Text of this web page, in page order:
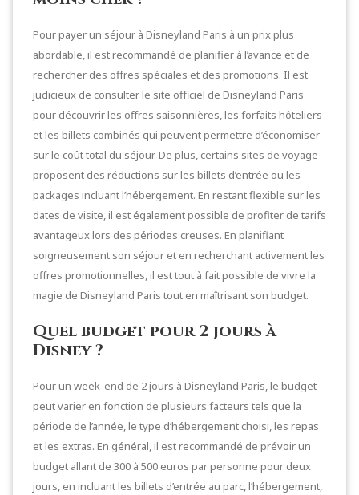
Pour payer un séjour à Disneyland Paris à un prix plus
abordable, il est recommandé de planifier à l’avance et de
rechercher des offres spéciales et des promotions. Il est
judicieux de consulter le site officiel de Disneyland Paris
pour découvrir les offres saisonnières, les forfaits hôteliers
et les billets combinés qui peuvent permettre d’économiser
sur le coût total du séjour. De plus, certains sites de voyage
proposent des réductions sur les billets d’entrée ou les
packages incluant l’hébergement. En restant flexible sur les
dates de visite, il est également possible de profiter de tarifs
avantageux lors des périodes creuses. En planifiant
soigneusement son séjour et en recherchant activement les
offres promotionnelles, il est tout à fait possible de vivre la
magie de Disneyland Paris tout en maîtrisant son budget.
Quel budget pour 2 jours à
Disney ?
Pour un week-end de 2 jours à Disneyland Paris, le budget
peut varier en fonction de plusieurs facteurs tels que la
période de l’année, le type d’hébergement choisi, les repas
et les extras. En général, il est recommandé de prévoir un
budget allant de 300 à 500 euros par personne pour deux
jours, en incluant les billets d’entrée au parc, l’hébergement,